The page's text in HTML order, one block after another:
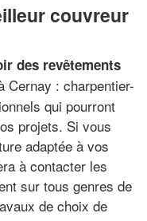
couvreur
des revêtements
Cernay : charpentier-
qui pourront
projets. Si vous
adaptée à vos
à contacter les
sur tous genres de
de choix de